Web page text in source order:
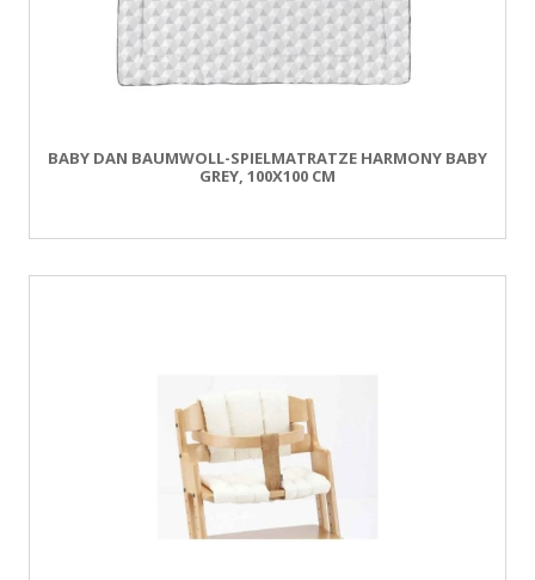
BABY DAN BAUMWOLL-SPIELMATRATZE HARMONY BABY
GREY, 100X100 CM